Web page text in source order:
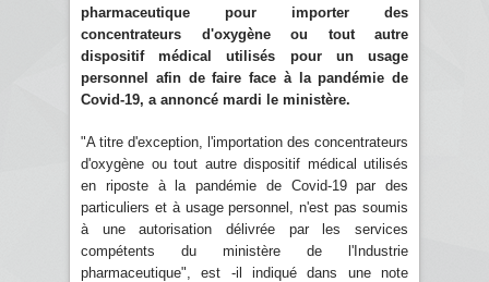
pharmaceutique pour importer des
concentrateurs d'oxygène ou tout autre
dispositif médical utilisés pour un usage
personnel afin de faire face à la pandémie de
Covid-19, a annoncé mardi le ministère.
"A titre d'exception, l'importation des concentrateurs
d'oxygène ou tout autre dispositif médical utilisés
en riposte à la pandémie de Covid-19 par des
particuliers et à usage personnel, n'est pas soumis
à une autorisation délivrée par les services
compétents du ministère de l'Industrie
pharmaceutique", est -il indiqué dans une note